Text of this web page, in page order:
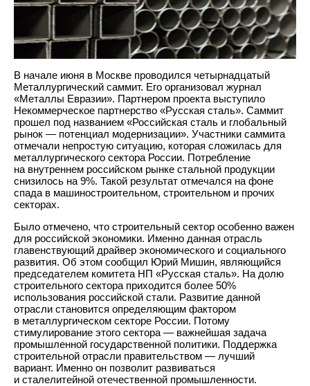
В начале июня в Москве проводился четырнадцатый
Металлургический саммит. Его организовал журнал
«Металлы Евразии». Партнером проекта выступило
Некоммерческое партнерство «Русская сталь». Саммит
прошел под названием «Российская сталь и глобальный
рынок — потенциал модернизации». Участники саммита
отмечали непростую ситуацию, которая сложилась для
металлургического сектора России. Потребление
на внутреннем российском рынке стальной продукции
снизилось на 9%. Такой результат отмечался на фоне
спада в машиностроительном, строительном и прочих
секторах.
Было отмечено, что строительный сектор особенно важен
для российской экономики. Именно данная отрасль
главенствующий драйвер экономического и социального
развития. Об этом сообщил Юрий Мишин, являющийся
председателем комитета НП «Русская сталь». На долю
строительного сектора приходится более 50%
использования российской стали. Развитие данной
отрасли становится определяющим фактором
в металлургическом секторе России. Потому
стимулирование этого сектора — важнейшая задача
промышленной государственной политики. Поддержка
строительной отрасли правительством — лучший
вариант. Именно он позволит развиваться
и сталелитейной отечественной промышленности.